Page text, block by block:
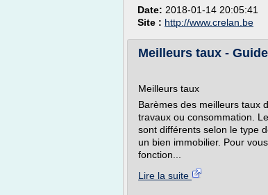
Date: 2018-01-14 20:05:41
Site : http://www.crelan.be
Meilleurs taux -
Meilleurs taux
Barèmes des meilleurs taux
travaux ou consommation.
sont différents selon le type
un bien immobilier. Pour
fonction...
Lire la suite